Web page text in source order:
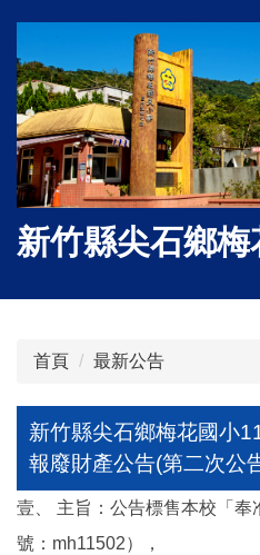
主
要
內
容
區
新竹縣尖石鄉
首頁 最新公告
新竹縣尖石鄉梅花國小
報廢財產公告(第二次公
壹、 主旨：公告標售本校「奉
號：mh11502），